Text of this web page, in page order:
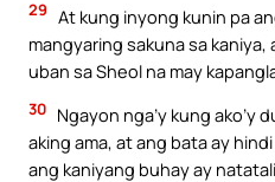
29 At kung inyong kunin pa
mangyaring sakuna sa
uban sa Sheol na may
30 Ngayon nga’y kung ako’y
aking ama, at ang bata ay
ang kaniyang buhay ay